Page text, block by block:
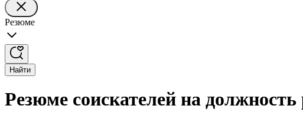
Резюме
Найти
Резюме соискателей на